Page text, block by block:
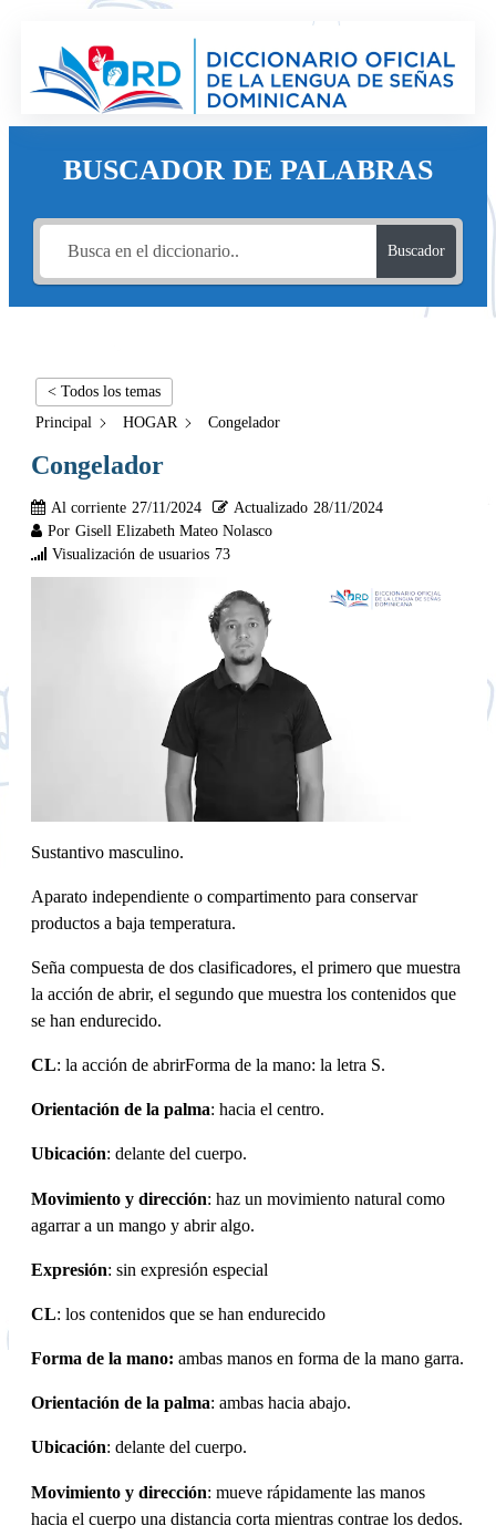
BUSCADOR DE PALABRAS
Buscador
< Todos los temas
Principal
HOGAR Congelador
Congelador
Al corriente 27/11/2024 Actualizado 28/11/2024
Por Gisell Elizabeth Mateo Nolasco
Visualización de usuarios 73
Sustantivo masculino.
Aparato independiente o compartimento para conservar
productos a baja temperatura.
Seña compuesta de dos clasificadores, el primero que muestra
la acción de abrir, el segundo que muestra los contenidos que
se han endurecido.
CL: la acción de abrirForma de la mano: la letra S.
Orientación de la palma: hacia el centro.
Ubicación: delante del cuerpo.
Movimiento y dirección: haz un movimiento natural como
agarrar a un mango y abrir algo.
Expresión: sin expresión especial
CL: los contenidos que se han endurecido
Forma de la mano: ambas manos en forma de la mano garra.
Orientación de la palma: ambas hacia abajo.
Ubicación: delante del cuerpo.
Movimiento y dirección: mueve rápidamente las manos
hacia el cuerpo una distancia corta mientras contrae los dedos.